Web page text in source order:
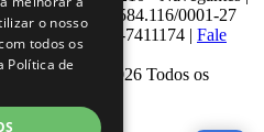
220 CNPJ: 08.584.116/0001-27
Telefone: 0800-7411174 | Fale
| © 2007 - 2026 Todos os
o nosso
todos os
Política de